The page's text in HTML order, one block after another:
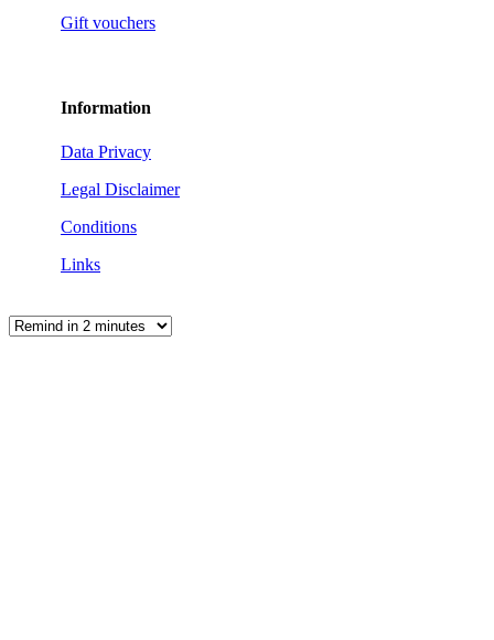
Gift vouchers
Information
Data Privacy
Legal Disclaimer
Conditions
Links